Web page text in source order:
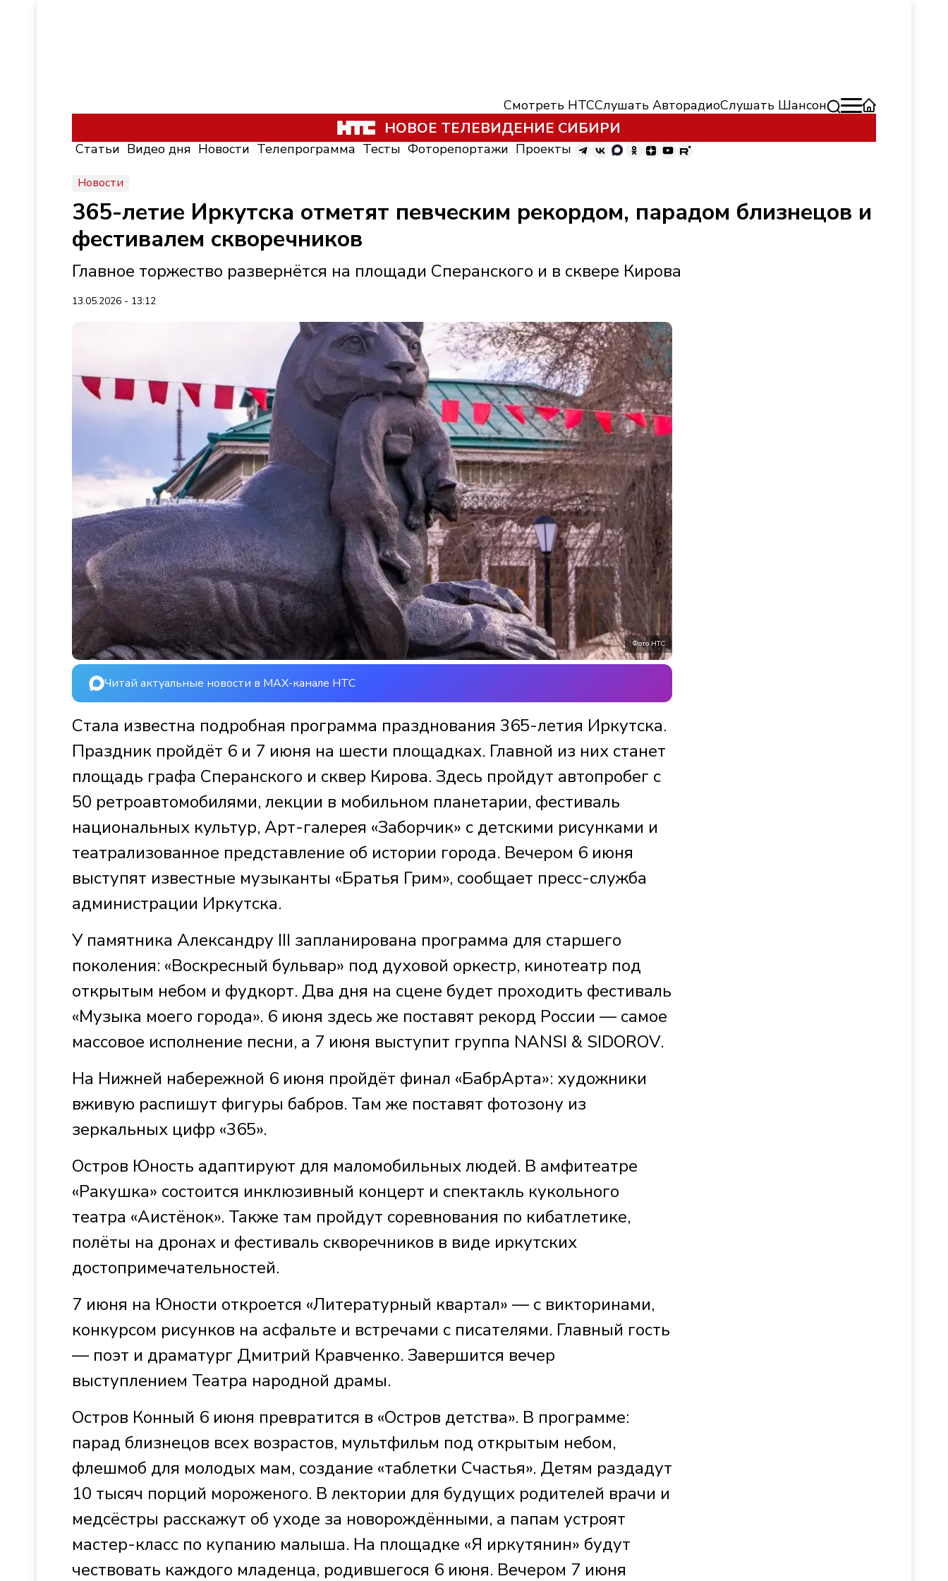
Смотреть НТССлушать АвторадиоСлушать Шансон
НОВОЕ ТЕЛЕВИДЕНИЕ СИБИРИ
Статьи Видео дня Новости Телепрограмма Тесты Фоторепортажи Проекты
Новости
365-летие Иркутска отметят певческим рекордом, парадом близнецов и
фестивалем скворечников
Главное торжество развернётся на площади Сперанского и в сквере Кирова
13.05.2026 - 13:12
Фото НТС
Читай актуальные новости в MAX-канале НТС
Стала известна подробная программа празднования 365-летия Иркутска.
Праздник пройдёт 6 и 7 июня на шести площадках. Главной из них станет
площадь графа Сперанского и сквер Кирова. Здесь пройдут автопробег с
50 ретроавтомобилями, лекции в мобильном планетарии, фестиваль
национальных культур, Арт-галерея «Заборчик» с детскими рисунками и
театрализованное представление об истории города. Вечером 6 июня
выступят известные музыканты «Братья Грим», сообщает пресс-служба
администрации Иркутска.
У памятника Александру III запланирована программа для старшего
поколения: «Воскресный бульвар» под духовой оркестр, кинотеатр под
открытым небом и фудкорт. Два дня на сцене будет проходить фестиваль
«Музыка моего города». 6 июня здесь же поставят рекорд России — самое
массовое исполнение песни, а 7 июня выступит группа NANSI & SIDOROV.
На Нижней набережной 6 июня пройдёт финал «БабрАрта»: художники
вживую распишут фигуры бабров. Там же поставят фотозону из
зеркальных цифр «365».
Остров Юность адаптируют для маломобильных людей. В амфитеатре
«Ракушка» состоится инклюзивный концерт и спектакль кукольного
театра «Аистёнок». Также там пройдут соревнования по кибатлетике,
полёты на дронах и фестиваль скворечников в виде иркутских
достопримечательностей.
7 июня на Юности откроется «Литературный квартал» — с викторинами,
конкурсом рисунков на асфальте и встречами с писателями. Главный гость
— поэт и драматург Дмитрий Кравченко. Завершится вечер
выступлением Театра народной драмы.
Остров Конный 6 июня превратится в «Остров детства». В программе:
парад близнецов всех возрастов, мультфильм под открытым небом,
флешмоб для молодых мам, создание «таблетки Счастья». Детям раздадут
10 тысяч порций мороженого. В лектории для будущих родителей врачи и
медсёстры расскажут об уходе за новорождёнными, а папам устроят
мастер-класс по купанию малыша. На площадке «Я иркутянин» будут
чествовать каждого младенца, родившегося 6 июня. Вечером 7 июня